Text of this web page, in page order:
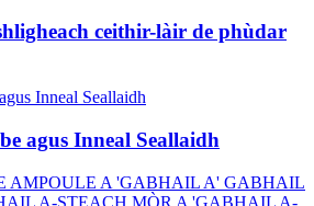
ceithir-làir de phùdar
agus Inneal Seallaidh